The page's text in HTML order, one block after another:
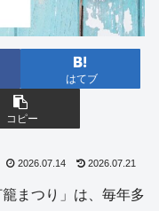
はてブ
コピー
2026.07.14 2026.07.21
まつり」は、毎年多